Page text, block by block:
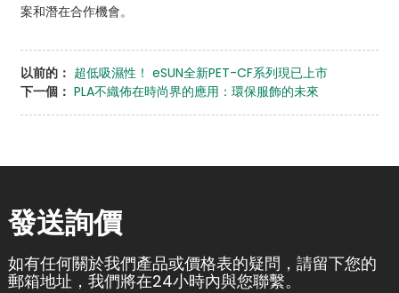
案和潛在合作機會。
以前的： 超低吸濕性！ eSUN全新PET-CF系列現已上市
下一個： PLA不織佈在時尚界的應用：環保服飾的未來
發送詢價
如有任何關於我們產品或價格表的疑問，請留下您的
郵箱地址，我們將在24小時內與您聯繫。